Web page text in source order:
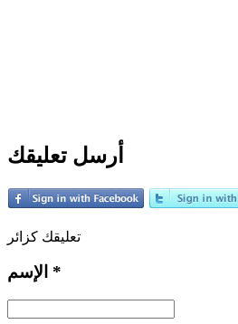
أرسل تعليقك
تعليقك كزائر
*